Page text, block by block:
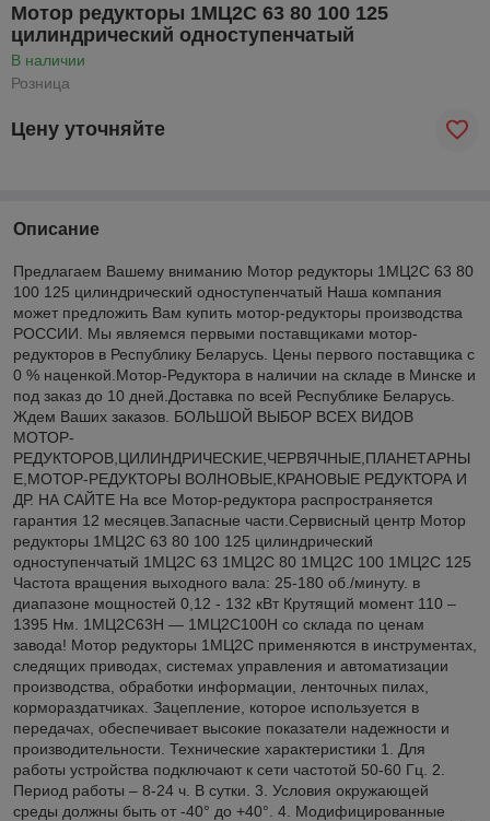
Мотор редукторы 1МЦ2С 63 80 100 125
цилиндрический одноступенчатый
В наличии
Розница
Цену уточняйте
Описание
Предлагаем Вашему вниманию Мотор редукторы 1МЦ2С 63 80
100 125 цилиндрический одноступенчатый Наша компания
может предложить Вам купить мотор-редукторы производства
РОССИИ. Мы являемся первыми поставщиками мотор-
редукторов в Республику Беларусь. Цены первого поставщика с
0 % наценкой.Мотор-Редуктора в наличии на складе в Минске и
под заказ до 10 дней.Доставка по всей Республике Беларусь.
Ждем Ваших заказов. БОЛЬШОЙ ВЫБОР ВСЕХ ВИДОВ
МОТОР-
РЕДУКТОРОВ,ЦИЛИНДРИЧЕСКИЕ,ЧЕРВЯЧНЫЕ,ПЛАНЕТАРНЫ
Е,МОТОР-РЕДУКТОРЫ ВОЛНОВЫЕ,КРАНОВЫЕ РЕДУКТОРА И
ДР. НА САЙТЕ На все Мотор-редуктора распространяется
гарантия 12 месяцев.Запасные части.Сервисный центр Мотор
редукторы 1МЦ2С 63 80 100 125 цилиндрический
одноступенчатый 1МЦ2С 63 1МЦ2С 80 1МЦ2С 100 1МЦ2С 125
Частота вращения выходного вала: 25-180 об./минуту. в
диапазоне мощностей 0,12 - 132 кВт Крутящий момент 110 –
1395 Нм. 1МЦ2С63Н — 1МЦ2С100Н со склада по ценам
завода! Мотор редукторы 1МЦ2С применяются в инструментах,
следящих приводах, системах управления и автоматизации
производства, обработки информации, ленточных пилах,
кормораздатчиках. Зацепление, которое используется в
передачах, обеспечивает высокие показатели надежности и
производительности. Технические характеристики 1. Для
работы устройства подключают к сети частотой 50-60 Гц. 2.
Период работы – 8-24 ч. В сутки. 3. Условия окружающей
среды должны быть от -40° до +40°. 4. Модифицированные